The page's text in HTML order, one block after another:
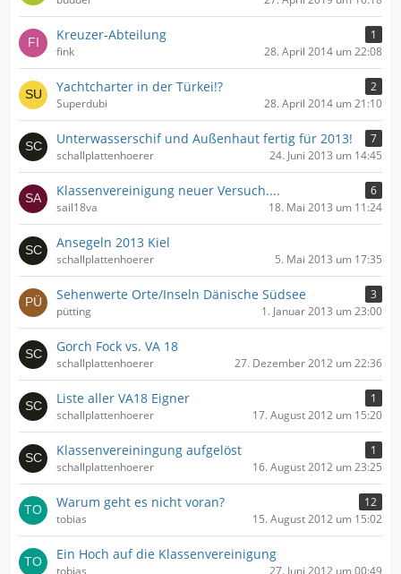
Kreuzer-Abteilung
1
fink
28. April 2014 um 22:08
Yachtcharter in der Türkei!?
2
Superdubi
28. April 2014 um 21:10
Unterwasserschif und Außenhaut fertig für 2013!
7
schallplattenhoerer
24. Juni 2013 um 14:45
Klassenvereinigung neuer Versuch....
6
sail18va
18. Mai 2013 um 11:24
Ansegeln 2013 Kiel
schallplattenhoerer 5. Mai 2013 um 17:35
Sehenwerte Orte/Inseln Dänische Südsee
3
pütting
1. Januar 2013 um 23:00
Gorch Fock vs. VA 18
schallplattenhoerer 27. Dezember 2012 um 22:36
Liste aller VA18 Eigner
1
schallplattenhoerer
17. August 2012 um 15:20
Klassenvereiningung aufgelöst
1
schallplattenhoerer
16. August 2012 um 23:25
Warum geht es nicht voran?
12
tobias
15. August 2012 um 15:02
Ein Hoch auf die Klassenvereinigung
tobias 27. Juni 2012 um 00:49